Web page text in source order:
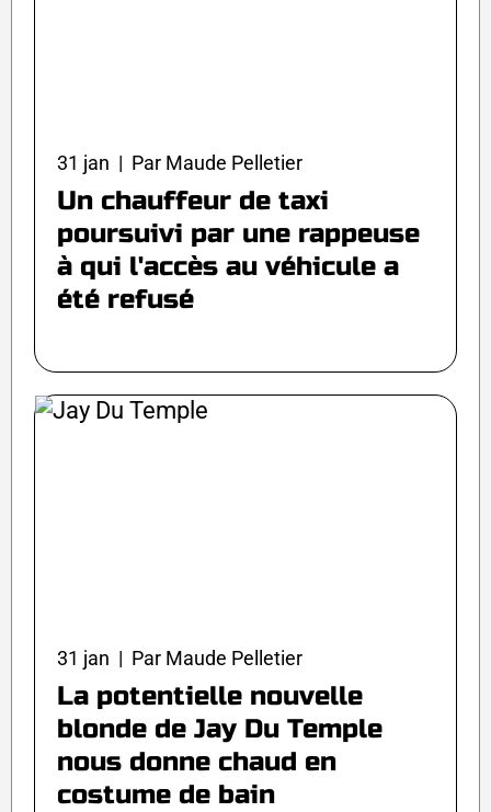
31 jan | Par Maude Pelletier
Un chauffeur de taxi
poursuivi par une rappeuse
à qui l'accès au véhicule a
été refusé
31 jan | Par Maude Pelletier
La potentielle nouvelle
blonde de Jay Du Temple
nous donne chaud en
costume de bain